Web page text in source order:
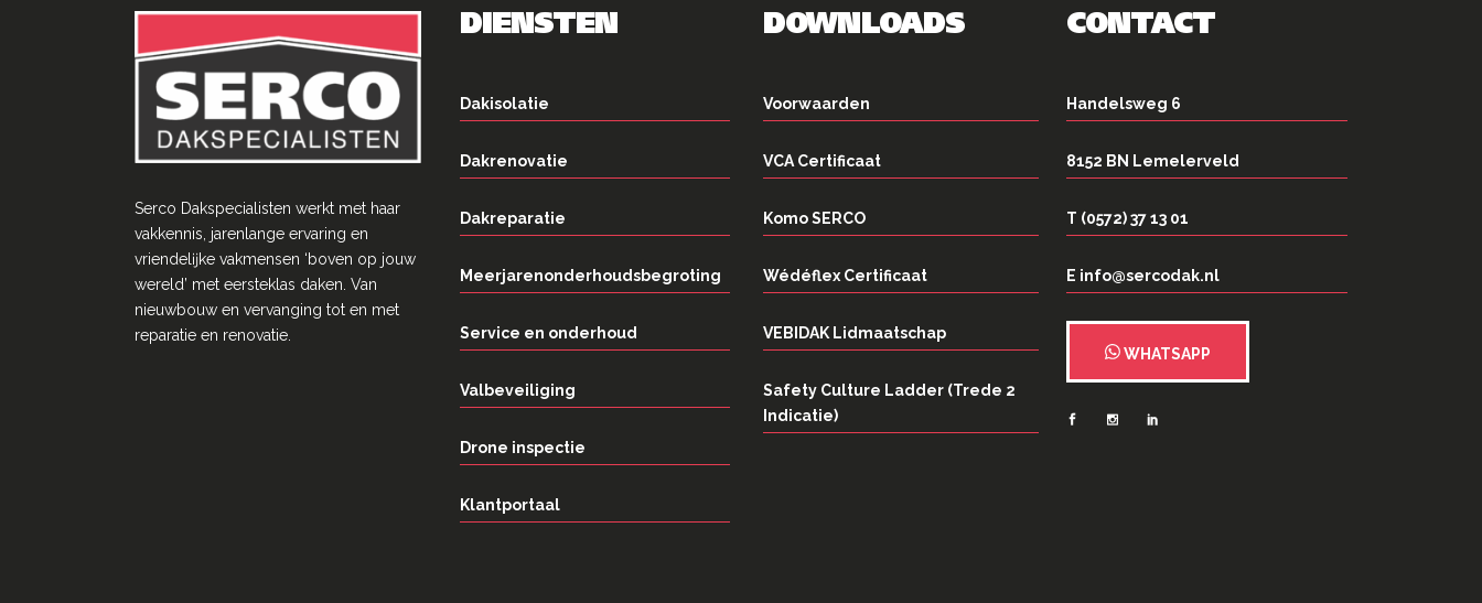
Serco Dakspecialisten werkt met haar
vakkennis, jarenlange ervaring en
vriendelĳke vakmensen ‘boven op jouw
wereld’ met eersteklas daken. Van
nieuwbouw en vervanging tot en met
reparatie en renovatie.
DIENSTEN
Dakisolatie
Dakrenovatie
Dakreparatie
Meerjarenonderhoudsbegroting
Service en onderhoud
Valbeveiliging
Drone inspectie
Klantportaal
DOWNLOADS
Voorwaarden
VCA Certificaat
Komo SERCO
Wédéflex Certificaat
VEBIDAK Lidmaatschap
Safety Culture Ladder (Trede 2
Indicatie)
CONTACT
Handelsweg 6
8152 BN Lemelerveld
T (0572) 37 13 01
E info@sercodak.nl
WHATSAPP